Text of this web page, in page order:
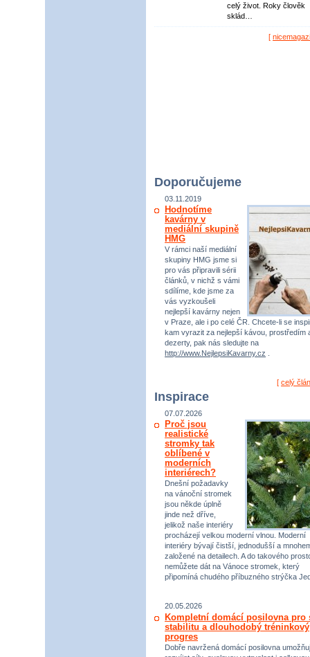
celý život. Roky člověk
sklád…
[
Doporučujeme
03.11.2019
Hodnotíme
kavárny v
mediální skupině
HMG
V rámci naší mediální
skupiny HMG jsme si
pro vás připravili sérii
článků, v nichž s vámi
sdílíme, kde jsme za
vás vyzkoušeli
nejlepší kavárny nejen
v Praze, ale i po celé ČR. Chcete-li se
kam vyrazit za nejlepší kávou, prostředím
dezerty, pak nás sledujte na
http://www.NejlepsiKavarny.cz
[ celý
Inspirace
07.07.2026
Proč jsou
realistické
stromky tak
oblíbené v
moderních
interiérech?
Dnešní požadavky
na vánoční stromek
jsou někde úplně
jinde než dříve,
jelikož naše interiéry
procházejí velkou moderní vlnou. Moderní
interiéry bývají čistší, jednodušší a
založené na detailech. A do takového
nemůžete dát na Vánoce stromek, který
připomíná chudého příbuzného strýčka
20.05.2026
Kompletní domácí posilovna pro
stabilitu a dlouhodobý tréninkový
progres
Dobře navržená domácí posilovna